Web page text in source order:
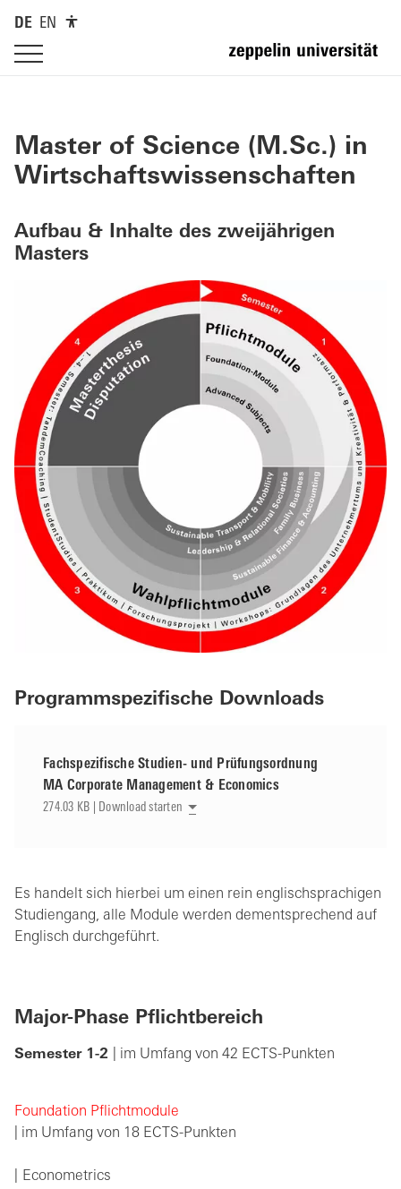
DE EN
Master of Science (M.Sc.) in
Wirtschaftswissenschaften
Aufbau & Inhalte des zweijährigen
Masters
Programmspezifische Downloads
Fachspezifische Studien- und Prüfungsordnung
MA Corporate Management & Economics
274.03 KB | Download starten
Es handelt sich hierbei um einen rein englischsprachigen
Studiengang, alle Module werden dementsprechend auf
Englisch durchgeführt.
Major-Phase Pflichtbereich
Semester 1-2 | im Umfang von 42 ECTS-Punkten
Foundation Pflichtmodule
| im Umfang von 18 ECTS-Punkten
Econometrics